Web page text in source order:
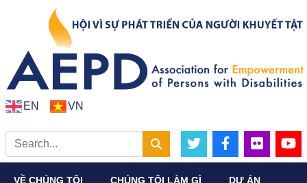
EN VN
VỀ CHÚNG TÔI CHÚNG TÔI LÀM GÌ DỰ ÁN